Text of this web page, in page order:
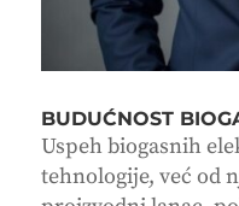
BUDUĆNOST
Uspeh biogasnih
tehnologije, već od